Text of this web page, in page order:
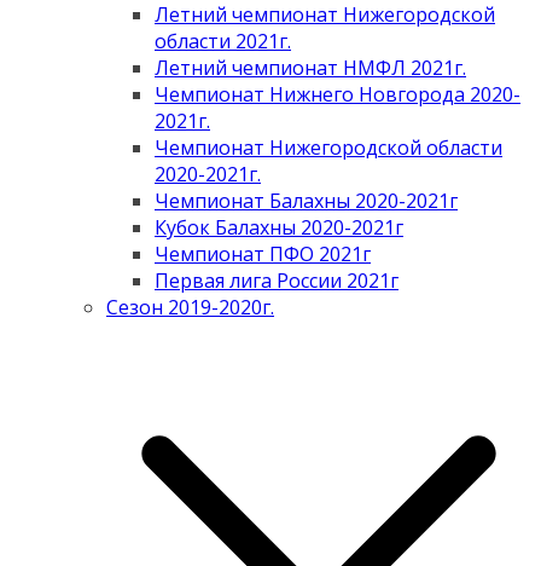
Летний чемпионат Нижегородской
области 2021г.
Летний чемпионат НМФЛ 2021г.
Чемпионат Нижнего Новгорода 2020-
2021г.
Чемпионат Нижегородской области
2020-2021г.
Чемпионат Балахны 2020-2021г
Кубок Балахны 2020-2021г
Чемпионат ПФО 2021г
Первая лига России 2021г
Сезон 2019-2020г.